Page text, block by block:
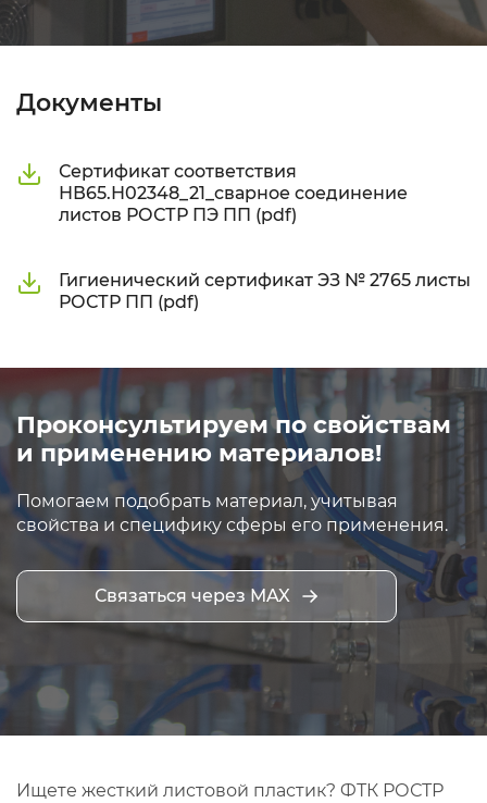
Документы
Сертификат соответствия
НВ65.Н02348_21_сварное соединение
листов РОСТР ПЭ ПП (pdf)
Гигиенический сертификат ЭЗ № 2765 листы
РОСТР ПП (pdf)
Проконсультируем по свойствам
и применению материалов!
Помогаем подобрать материал, учитывая
свойства и специфику сферы его применения.
Связаться через MAX
Ищете жесткий листовой пластик? ФТК РОСТР